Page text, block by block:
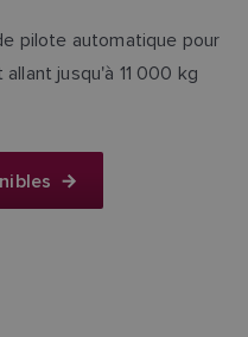
pilote automatique pour
jusqu'à 11 000 kg